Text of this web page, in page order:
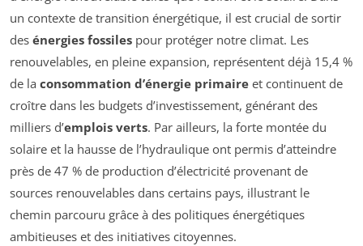
un contexte de transition énergétique, il est crucial de sortir
des énergies fossiles pour protéger notre climat. Les
renouvelables, en pleine expansion, représentent déjà 15,4 %
de la consommation d’énergie primaire et continuent de
croître dans les budgets d’investissement, générant des
milliers d’emplois verts. Par ailleurs, la forte montée du
solaire et la hausse de l’hydraulique ont permis d’atteindre
près de 47 % de production d’électricité provenant de
sources renouvelables dans certains pays, illustrant le
chemin parcouru grâce à des politiques énergétiques
ambitieuses et des initiatives citoyennes.